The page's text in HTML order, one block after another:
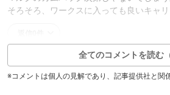
そろそろ、ワークスに入っても良いキャリ
全てのコメントを読む
※コメントは個人の見解であり、記事提供社と関